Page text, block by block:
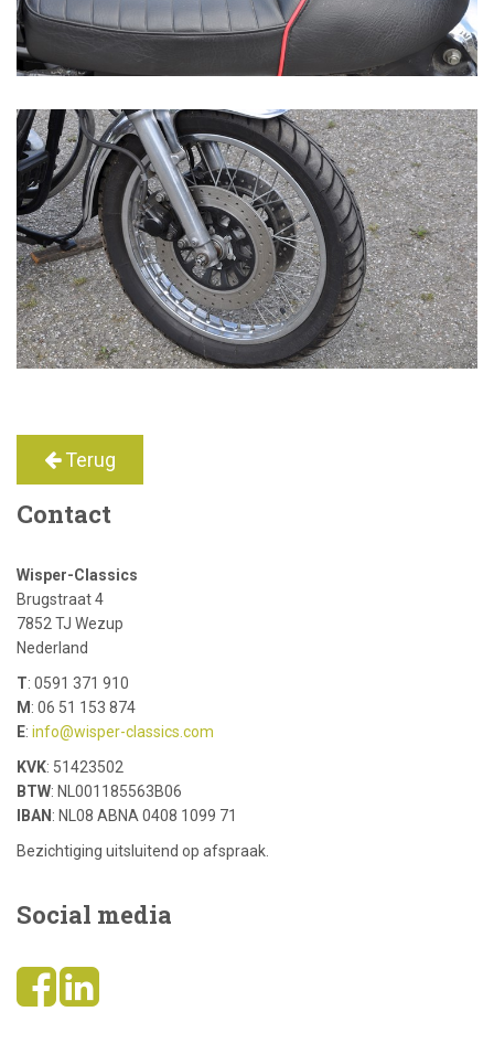
Terug
Contact
Wisper-Classics
Brugstraat 4
7852 TJ Wezup
Nederland
T: 0591 371 910
M : 06 51 153 874
E: info@wisper-classics.com
KVK: 51423502
BTW: NL001185563B06
IBAN : NL08 ABNA 0408 1099 71
Bezichtiging uitsluitend op afspraak.
Social media